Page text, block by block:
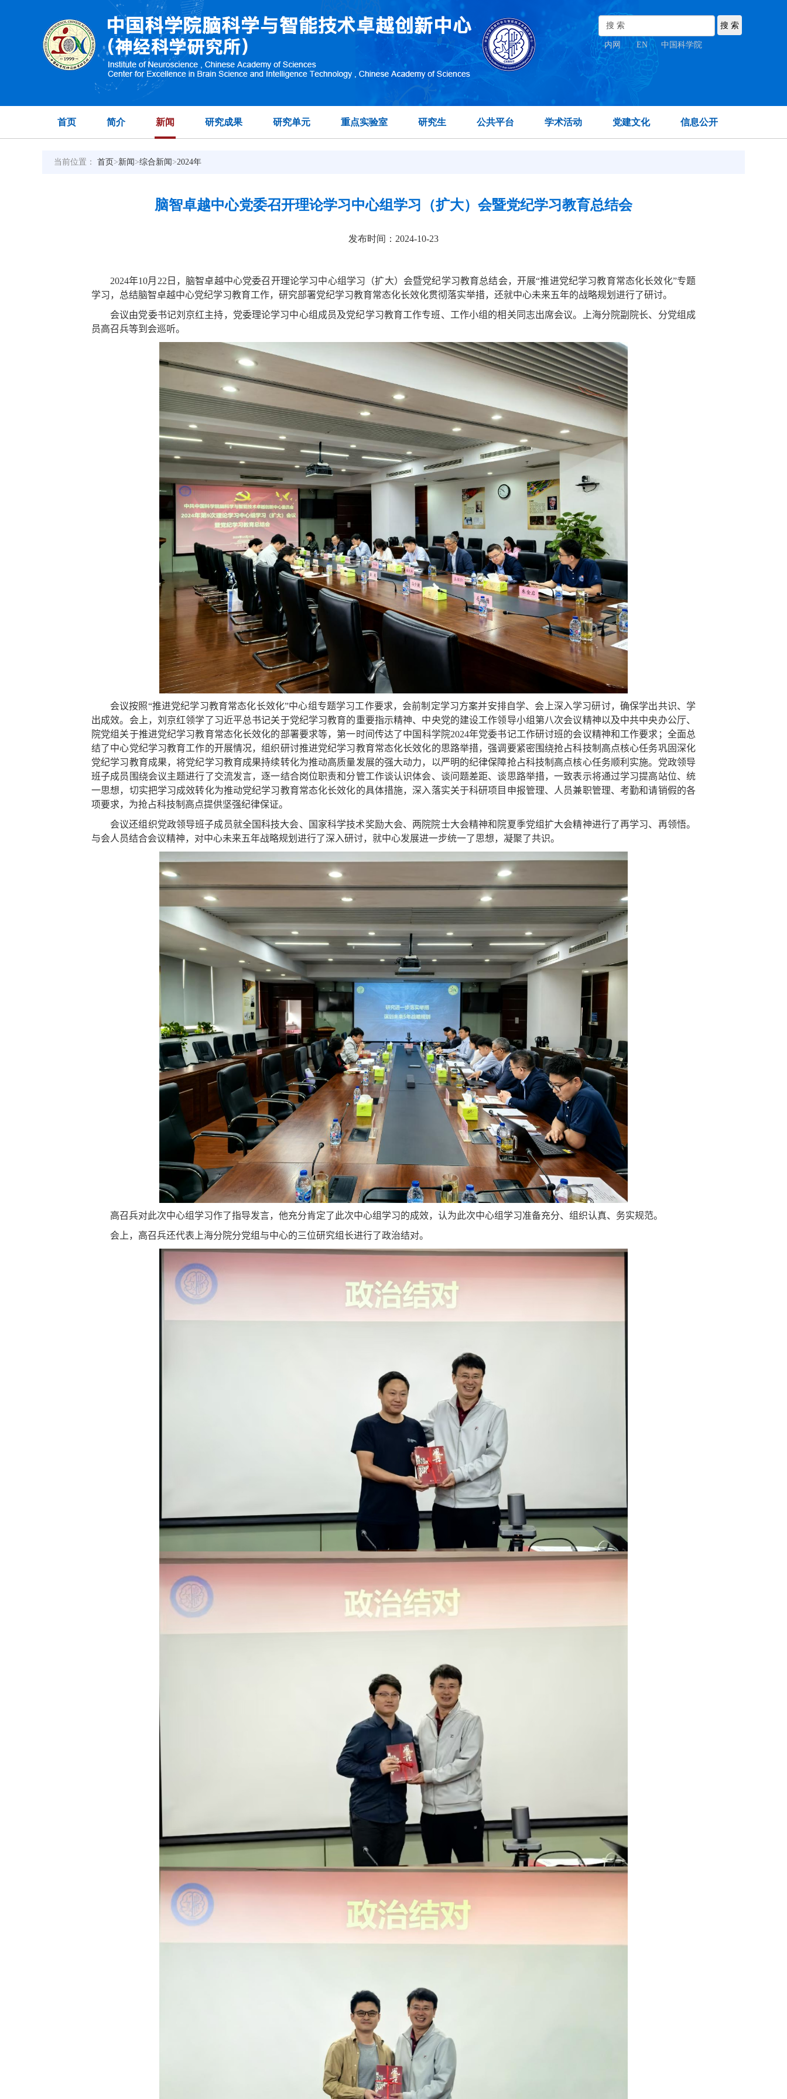
内网 EN | 中国科学院
首页 简介 新闻 研究成果 研究单元 重点实验室 研究生 公共平台 学术活动 党建文化 信息公开
当前位置： 首页>新闻>综合新闻>2024年
脑智卓越中心党委召开理论学习中心组学习（扩大）会暨党纪学习教育总结会
发布时间：2024-10-23
2024年10月 22 日，脑智卓越中心党委召开理论学习中心组学习（扩大）会暨党纪学习教育总结会，开展“推进党纪学习教育常态化长效化”专题
学习，总结脑智卓越中心党纪学习教育工作，研究部署党纪学习教育常态化长效化贯彻落实举措，还就中心未来五年的战略规划进行了研讨。
会议由党委书记刘京红主持，党委理论学习中心组成员及党纪学习教育工作专班、工作小组的相关同志出席会议。上海分院副院长、分党组成
员高召兵等到会巡听。
会议按照“推进党纪学习教育常态化长效化”中心组专题学习工作要求，会前制定学习方案并安排自学、会上深入学习研讨，确保学出共识、学
出成效。会上，刘京红领学了习近平总书记关于党纪学习教育的重要指示精神、中央党的建设工作领导小组第八次会议精神以及中共中央办公厅、
院党组关于推进党纪学习教育常态化长效化的部署要求等，第一时间传达了中国科学院2024年党委书记工作研讨班的会议精神和工作要求；全面总
结了中心党纪学习教育工作的开展情况，组织研讨推进党纪学习教育常态化长效化的思路举措，强调要紧密围绕抢占科技制高点核心任务巩固深化
党纪学习教育成果，将党纪学习教育成果持续转化为推动高质量发展的强大动力，以严明的纪律保障抢占科技制高点核心任务顺利实施。党政领导
班子成员围绕会议主题进行了交流发言，逐一结合岗位职责和分管工作谈认识体会、谈问题差距、谈思路举措，一致表示将通过学习提高站位、统
一思想，切实把学习成效转化为推动党纪学习教育常态化长效化的具体措施，深入落实关于科研项目申报管理、人员兼职管理、考勤和请销假的各
项要求，为抢占科技制高点提供坚强纪律保证。
会议还组织党政领导班子成员就全国科技大会、国家科学技术奖励大会、两院院士大会精神和院夏季党组扩大会精神进行了再学习、再领悟。
与会人员结合会议精神，对中心未来五年战略规划进行了深入研讨，就中心发展进一步统一了思想，凝聚了共识。
高召兵对此次中心组学习作了指导发言，他充分肯定了此次中心组学习的成效，认为此次中心组学习准备充分、组织认真、务实规范。
会上，高召兵还代表上海分院分党组与中心的三位研究组长进行了政治结对。